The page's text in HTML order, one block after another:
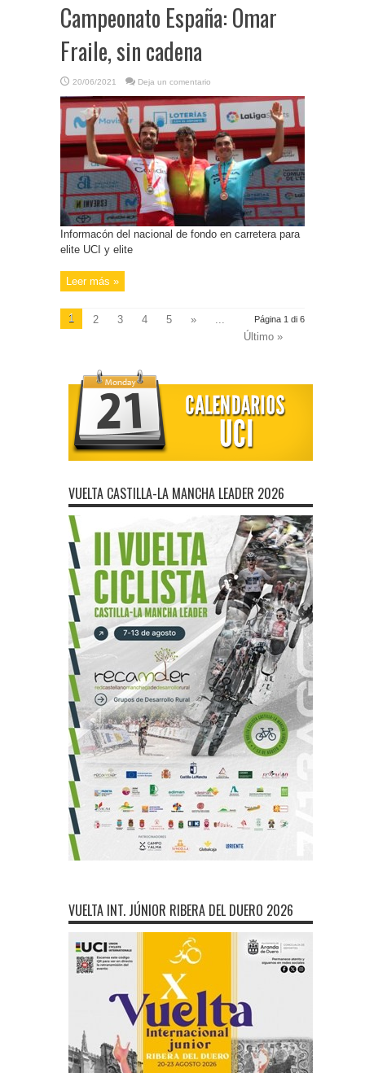
Campeonato España: Omar
Fraile, sin cadena
20/06/2021 Deja un comentario
Informacón del nacional de fondo en carretera para
elite UCI y elite
Leer más »
Página 1 di 6
1 2 3 4 5 »
...
Último »
VUELTA CASTILLA-LA MANCHA LEADER 2026
VUELTA INT. JÚNIOR RIBERA DEL DUERO 2026